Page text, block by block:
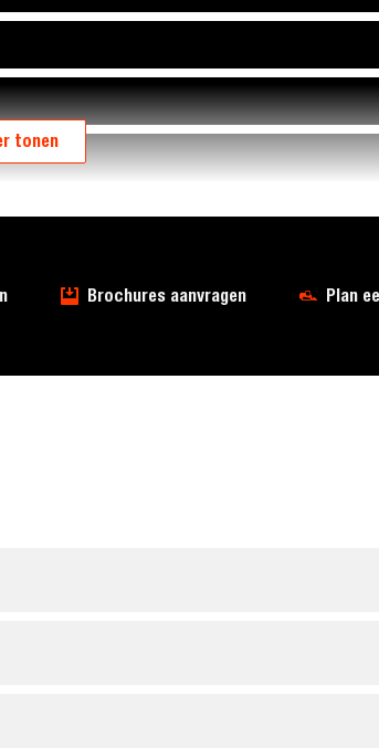
tonen
Brochures aanvragen Plan